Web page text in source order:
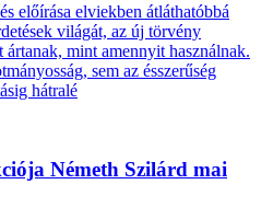
előírása elviekben átláthatóbbá
világát, az új törvény
mint amennyit használnak.
sem az ésszerűség
hátralé
Németh Szilárd mai